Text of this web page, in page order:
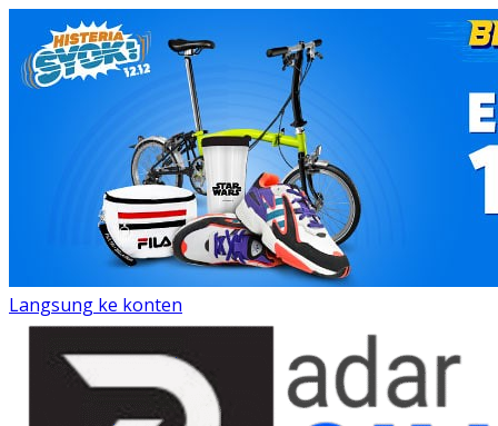
Langsung ke konten